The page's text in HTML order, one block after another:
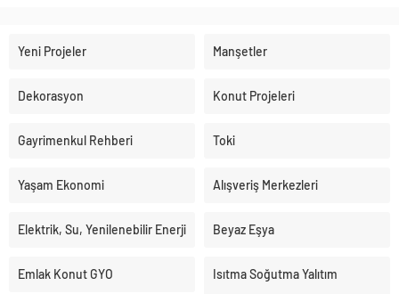
Yeni Projeler Manşetler
Dekorasyon Konut Projeleri
Gayrimenkul Rehberi Toki
Yaşam Ekonomi Alışveriş Merkezleri
Elektrik, Su, Yenilenebilir Enerji Beyaz Eşya
Emlak Konut GYO Isıtma Soğutma Yalıtım